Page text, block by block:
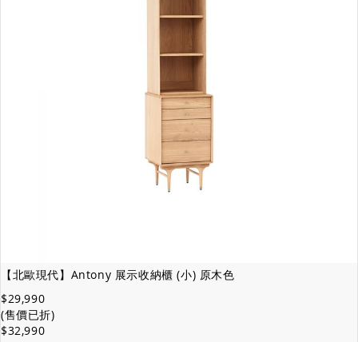
【北歐現代】Antony 展示收納櫃 (小) 原木色
$29,990
(售價已折)
$32,990